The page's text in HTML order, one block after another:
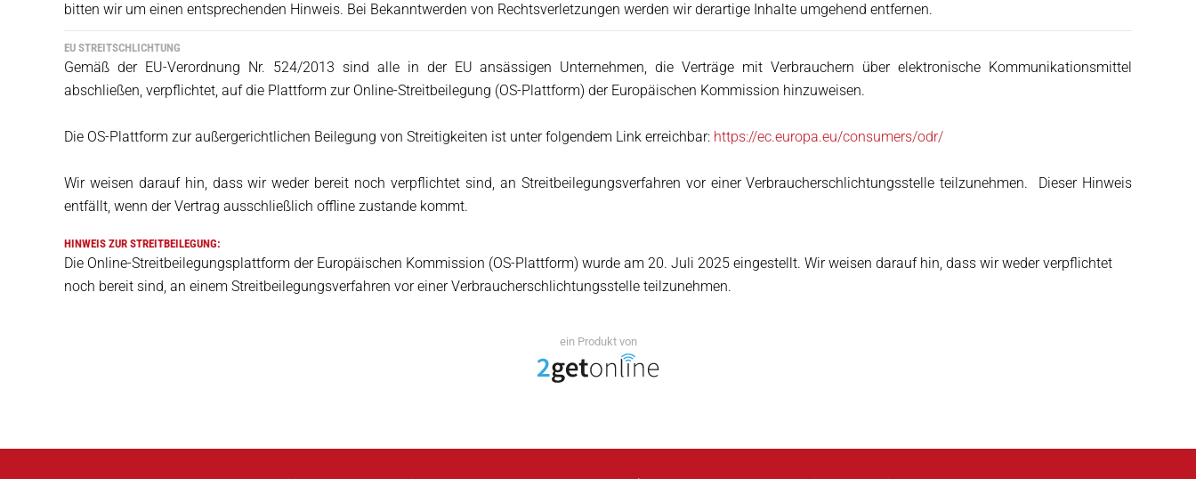
bitten wir um einen entsprechenden Hinweis. Bei Bekanntwerden von Rechtsverletzungen werden wir derartige Inhalte umgehend entfernen.
EU STREITSCHLICHTUNG
Gemäß der EU-Verordnung Nr. 524/2013 sind alle in der EU ansässigen Unternehmen, die Verträge mit Verbrauchern über elektronische Kommunikationsmittel
abschließen, verpflichtet, auf die Plattform zur Online-Streitbeilegung (OS-Plattform) der Europäischen Kommission hinzuweisen.
Die OS-Plattform zur außergerichtlichen Beilegung von Streitigkeiten ist unter folgendem Link erreichbar: https://ec.europa.eu/consumers/odr/
Wir weisen darauf hin, dass wir weder bereit noch verpflichtet sind, an Streitbeilegungsverfahren vor einer Verbraucherschlichtungsstelle teilzunehmen. Dieser Hinweis
entfällt, wenn der Vertrag ausschließlich offline zustande kommt.
HINWEIS ZUR STREITBEILEGUNG:
Die Online-Streitbeilegungsplattform der Europäischen Kommission (OS-Plattform) wurde am 20. Juli 2025 eingestellt. Wir weisen darauf hin, dass wir weder verpflichtet
noch bereit sind, an einem Streitbeilegungsverfahren vor einer Verbraucherschlichtungsstelle teilzunehmen.
ein Produkt von